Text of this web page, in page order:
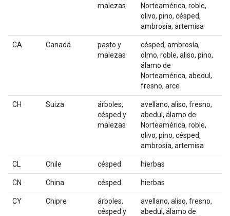
malezas
Norteamérica, roble,
olivo, pino, césped,
ambrosía, artemisa
CA Canadá
pasto y
malezas
césped, ambrosía,
olmo, roble, aliso, pino,
álamo de
Norteamérica, abedul,
fresno, arce
CH Suiza
árboles,
césped y
malezas
avellano, aliso, fresno,
abedul, álamo de
Norteamérica, roble,
olivo, pino, césped,
ambrosía, artemisa
CL Chile césped hierbas
CN China césped hierbas
CY Chipre
árboles,
césped y
avellano, aliso, fresno,
abedul, álamo de